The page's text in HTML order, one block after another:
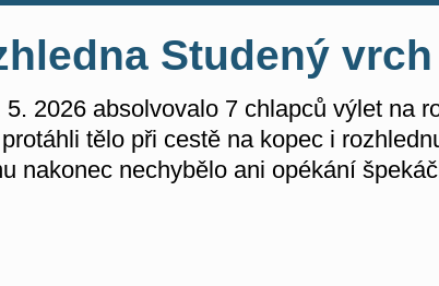
Studený vrch
5. 2026 absolvovalo 7 chlapců výlet na
tělo při cestě na kopec i
nakonec nechybělo ani opékání